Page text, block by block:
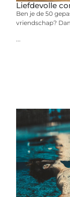
Liefdevolle
Ben je de 50
vriendschap?
...